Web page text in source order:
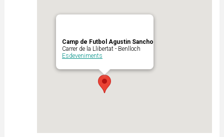
Camp de Futbol Agustin Sancho
Carrer de la Llibertat - Benlloch
Esdeveniments